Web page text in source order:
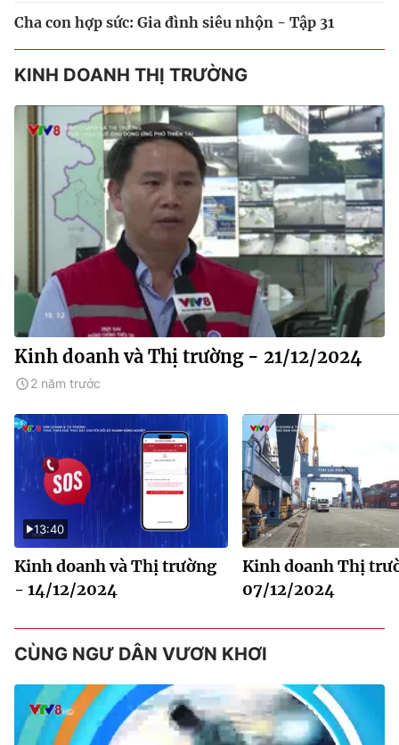
Cha con hợp sức: Gia đình siêu nhộn - Tập 31
KINH DOANH THỊ TRƯỜNG
Kinh doanh và Thị trường - 21/12/2024
2 năm trước
13:40
Kinh doanh và Thị trường
- 14/12/2024
Kinh doanh Thị
07/12/2024
CÙNG NGƯ DÂN VƯƠN KHƠI